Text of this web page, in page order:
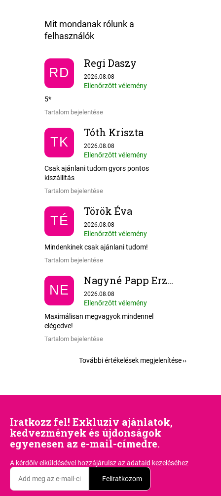
RD
Regi Daszy
Az áruház értékelése 5-ből 5 csillag.
2026.08.08
Ellenőrzött vélemény
5*
Tartalom bejelentése
TK
Tóth Kriszta
Az áruház értékelése 5-ből 5 csillag.
2026.08.08
Ellenőrzött vélemény
Csak ajánlani tudom gyors pontos
kiszállitás
Tartalom bejelentése
TÉ
Török Éva
Az áruház értékelése 5-ből 5 csillag.
2026.08.08
Ellenőrzött vélemény
Mindenkinek csak ajánlani tudom!
Tartalom bejelentése
NE
Nagyné Papp Erzsébet
Az áruház értékelése 5-ből 5 csillag.
2026.08.08
Ellenőrzött vélemény
Maximálisan megvagyok mindennel
elégedve!
Tartalom bejelentése
További értékelések megjelenítése
Iratkozz fel! Exkluzív ajánlatok,
kedvezmények és újdonságok
egyenesen az e-mail-címedre.
A kérdőív elküldésével hozzájárulszaz adataid kezeléséhez
Feliratkozom